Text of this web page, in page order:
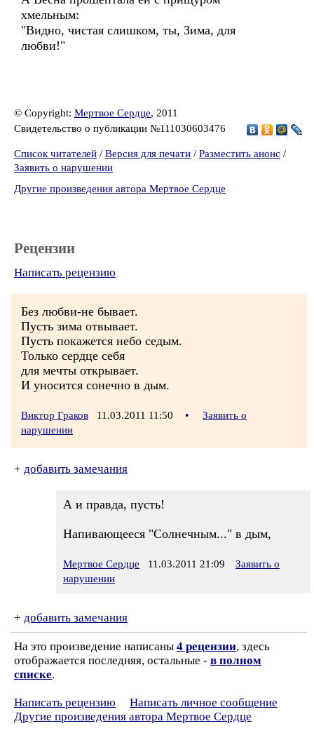
хмельным:
"Видно, чистая слишком, ты, Зима, для
любви!"
© Copyright: Мертвое Сердце, 2011
Свидетельство о публикации №111030603476
Список читателей / Версия для печати / Разместить анонс /
Заявить о нарушении
Другие произведения автора Мертвое Сердце
Рецензии
Написать рецензию
Без любви-не бывает.
Пусть зима отвывает.
Пусть покажется небо седым.
Только сердце себя
для мечты открывает.
И уносится сонечно в дым.
Виктор Граков 11.03.2011 11:50 •
Заявить о
нарушении
+ добавить замечания
А и правда, пусть!
Напивающееся "Солнечным..." в дым,
Мертвое Сердце 11.03.2011 21:09
Заявить о
нарушении
+ добавить замечания
На это произведение написаны 4 рецензии, здесь
отображается последняя, остальные - в полном
списке.
Написать рецензию
Написать личное сообщение
Другие произведения автора Мертвое Сердце